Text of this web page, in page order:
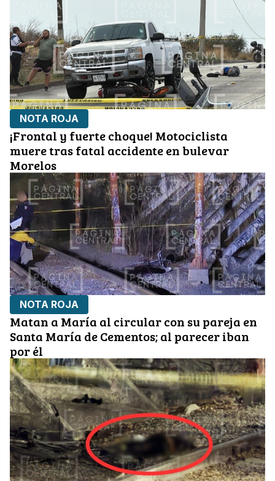
NOTA ROJA
¡Frontal y fuerte choque! Motociclista
muere tras fatal accidente en bulevar
Morelos
NOTA ROJA
Matan a María al circular con su pareja en
Santa María de Cementos; al parecer iban
por él